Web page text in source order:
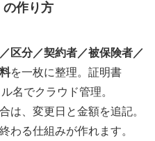
の作り方
区分／契約者／被保険者／
を一枚に整理。証明書
名でクラウド管理。
は、変更日と金額を追記。
わる仕組みが作れます。